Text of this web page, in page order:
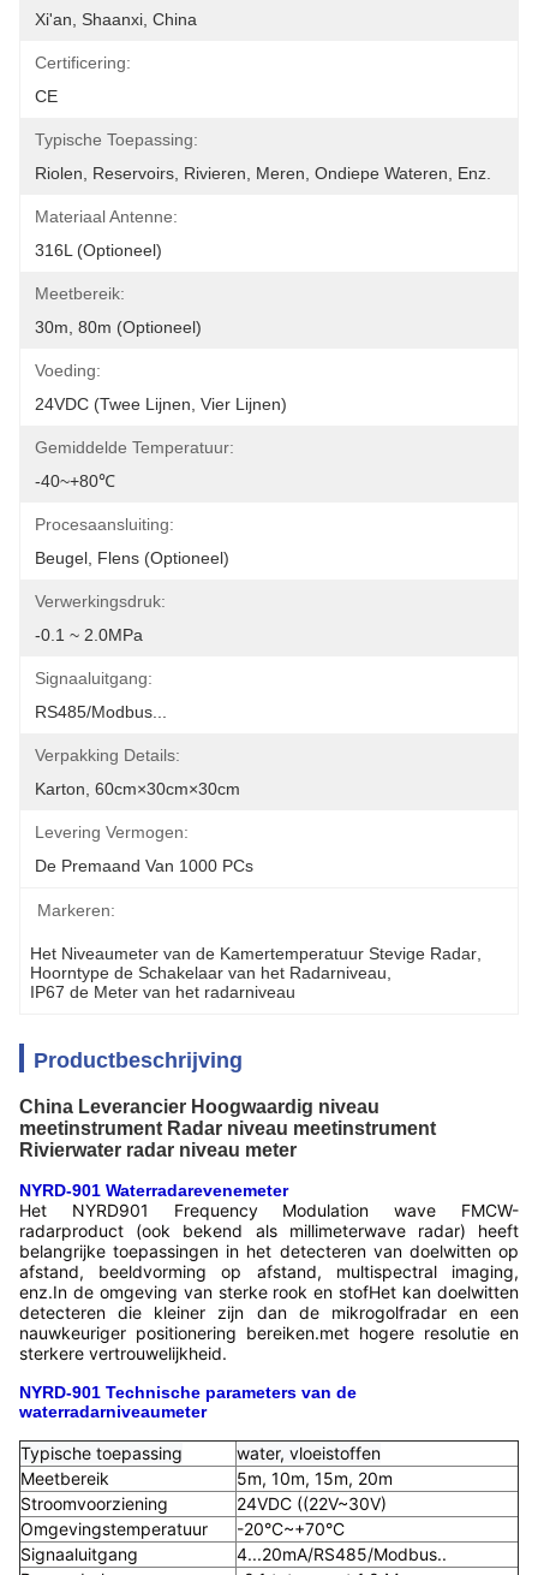
Xi'an, Shaanxi, China
Certificering:
CE
Typische Toepassing:
Riolen, Reservoirs, Rivieren, Meren, Ondiepe Wateren, Enz.
Materiaal Antenne:
316L (optioneel)
Meetbereik:
30m, 80m (optioneel)
Voeding:
24VDC (twee Lijnen, Vier Lijnen)
Gemiddelde Temperatuur:
-40~+80℃
Procesaansluiting:
Beugel, Flens (optioneel)
Verwerkingsdruk:
-0.1 ~ 2.0MPa
Signaaluitgang:
RS485/Modbus...
Verpakking Details:
Karton, 60cm×30cm×30cm
Levering Vermogen:
De Premaand Van 1000 PCs
Markeren:
Het Niveaumeter van de Kamertemperatuur Stevige Radar
Hoorntype de Schakelaar van het Radarniveau
IP67 de Meter van het radarniveau
Productbeschrijving
China Leverancier Hoogwaardig niveau
meetinstrument Radar niveau meetinstrument
Rivierwater radar niveau meter
NYRD-901 Waterradarevenemeter
Het NYRD901 Frequency Modulation wave FMCW-
radarproduct (ook bekend als millimeterwave radar) heeft
belangrijke toepassingen in het detecteren van doelwitten op
afstand, beeldvorming op afstand, multispectral imaging,
enz.In de omgeving van sterke rook en stofHet kan doelwitten
detecteren die kleiner zijn dan de mikrogolfradar en een
nauwkeuriger positionering bereiken.met hogere resolutie en
sterkere vertrouwelijkheid.
NYRD-901 Technische parameters van de
waterradarniveaumeter
Typische toepassing
water, vloeistoffen
Meetbereik
5m, 10m, 15m, 20m
Stroomvoorziening
24VDC ((22V~30V)
Omgevingstemperatuur
-20°C~+70°C
Signaaluitgang
4...20mA/RS485/Modbus..